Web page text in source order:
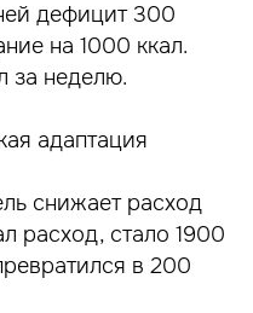
дефицит 300
на 1000 ккал.
за неделю.
адаптация
снижает расход
расход, стало 1900
в 200